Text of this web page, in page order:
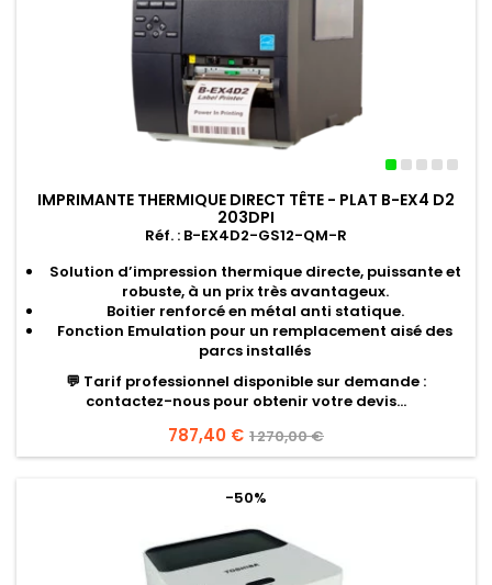
IMPRIMANTE THERMIQUE DIRECT TÊTE - PLAT B-EX4 D2
203DPI
Réf. : B-EX4D2-GS12-QM-R
Solution d’impression thermique directe, puissante et
robuste, à un prix très avantageux.
Boitier renforcé en métal anti statique.
Fonction Emulation pour un remplacement aisé des
parcs installés
💬 Tarif professionnel disponible sur demande :
contactez-nous pour obtenir votre devis...
Prix
787,40 € Prix
de
1 270,00 €
-50%